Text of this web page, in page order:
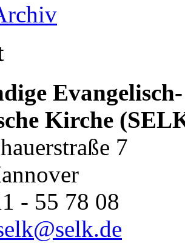
Evangelisch-
Kirche
7
- 55 78 08